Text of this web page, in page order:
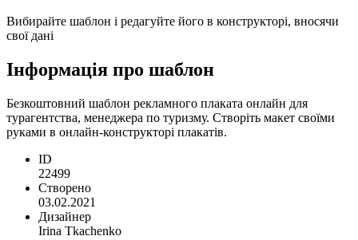
Вибирайте шаблон і редагуйте його в конструкторі, вносячи
свої дані
Інформація про шаблон
Безкоштовний шаблон рекламного плаката онлайн для
турагентства, менеджера по туризму. Створіть макет своїми
руками в онлайн-конструкторі плакатів.
ID
22499
Створено
03.02.2021
Дизайнер
Irina Tkachenko